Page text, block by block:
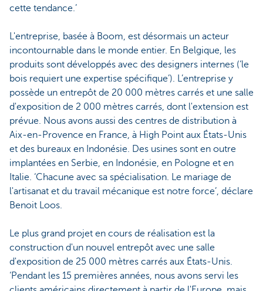
cette tendance.’
L'entreprise, basée à Boom, est désormais un acteur
incontournable dans le monde entier. En Belgique, les
produits sont développés avec des designers internes (‘le
bois requiert une expertise spécifique’). L’entreprise y
possède un entrepôt de 20 000 mètres carrés et une salle
d'exposition de 2 000 mètres carrés, dont l'extension est
prévue. Nous avons aussi des centres de distribution à
Aix-en-Provence en France, à High Point aux États-Unis
et des bureaux en Indonésie. Des usines sont en outre
implantées en Serbie, en Indonésie, en Pologne et en
Italie. ‘Chacune avec sa spécialisation. Le mariage de
l'artisanat et du travail mécanique est notre force’, déclare
Benoit Loos.
Le plus grand projet en cours de réalisation est la
construction d'un nouvel entrepôt avec une salle
d'exposition de 25 000 mètres carrés aux États-Unis.
‘Pendant les 15 premières années, nous avons servi les